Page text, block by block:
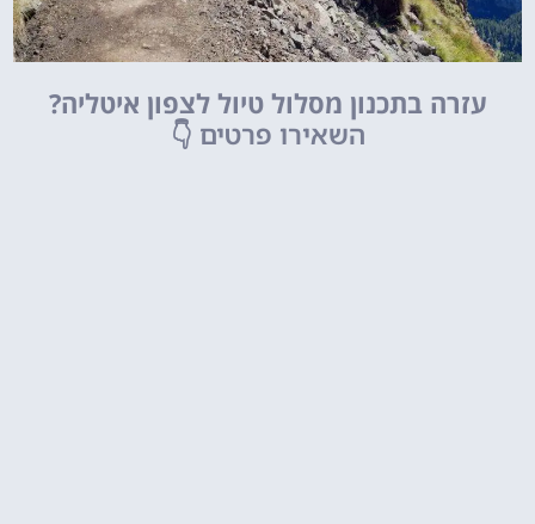
עזרה בתכנון מסלול טיול לצפון איטליה?
השאירו פרטים 👇